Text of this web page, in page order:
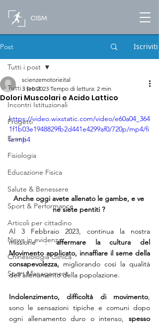
Post Iscriviti
Tutti i post
Incontri Istituzionali
Progetti
Eventi
Fisiologia
Educazione Fisica
Salute & Benessere
Sport & Performance
Articoli per cittadino
News in evidenza
Chinesiologia Clinica
Sport Management
Tutti i post
Dolori Muscolari e Acido Lattico
scienzemotorieital
3 feb 2023 Tempo di lettura: 2 min
https://video.wixstatic.com/video/e60a04_364
1f1b03e1948829fb2d441e4299af0/720p/mp4/fi
le.mp4
Anche oggi avete allenato le gambe, e ve
ne siete pentiti ?
Al 3 Febbraio 2023, continua la nostra
missione : affermare la cultura del
Movimento applicato, innaffiare il seme della
consapevolezza, migliorando così la qualità
dell'allenamento della popolazione.
Indolenzimento, difficoltà di movimento,
sono le sensazioni tipiche e comuni dopo
ogni allenamento duro o intenso, spesso